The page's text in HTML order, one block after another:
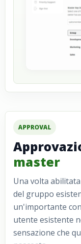
APPROVAL
master
Una volta
del gruppo
un'importante
utente esistente
sensazione che